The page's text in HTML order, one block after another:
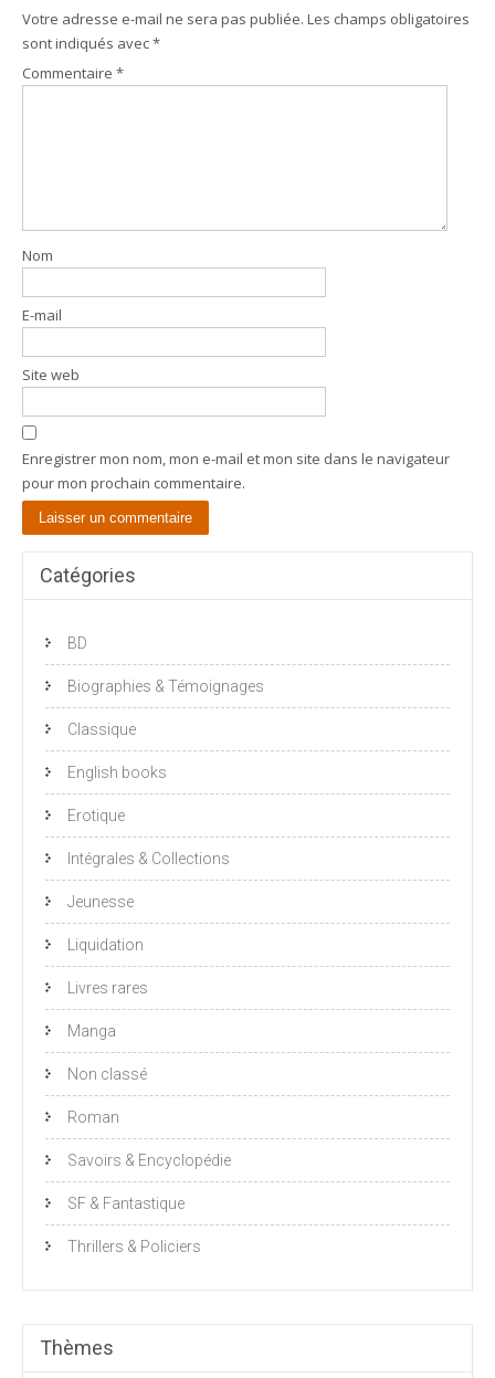
Votre adresse e-mail ne sera pas publiée. Les champs obligatoires
sont indiqués avec*
Commentaire *
Nom
E-mail
Site web
Enregistrer mon nom, mon e-mail et mon site dans le navigateur
pour mon prochain commentaire.
Catégories
BD
Biographies & Témoignages
Classique
English books
Erotique
Intégrales & Collections
Jeunesse
Liquidation
Livres rares
Manga
Non classé
Roman
Savoirs & Encyclopédie
SF & Fantastique
Thrillers & Policiers
Thèmes